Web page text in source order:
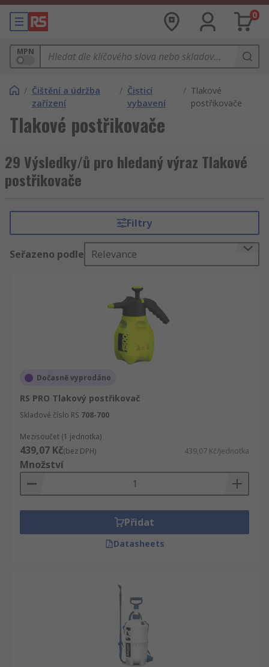
0
MPN
/ Čištění a údržba
zařízení
/ Čisticí
vybavení
/ Tlakové
postřikovače
Tlakové postřikovače
29 Výsledky/ů pro hledaný výraz Tlakové
postřikovače
Filtry
Seřazeno podle Relevance
Dočasně vyprodáno
RS PRO Tlakový postřikovač
Skladové číslo RS 708-700
Mezisoučet (1 jednotka)
439,07 Kč(bez DPH) 439,07 Kč/jednotka
Množství
Přidat
Datasheets